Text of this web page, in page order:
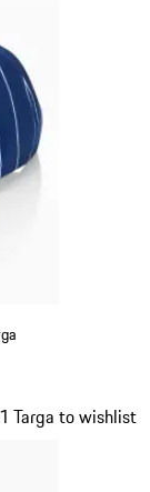
Targa to wishlist